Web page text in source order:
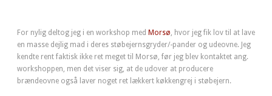
For nylig deltog jeg i en workshop med Morsø, hvor jeg fik lov til at lave
en masse dejlig mad i deres støbejernsgryder/-pander og udeovne. Jeg
kendte rent faktisk ikke ret meget til Morsø, før jeg blev kontaktet ang.
workshoppen, men det viser sig, at de udover at producere
brændeovne også laver noget ret lækkert køkkengrej i støbejern.